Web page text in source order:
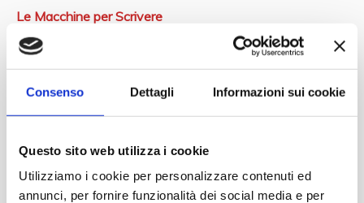
Consenso Dettagli Informazioni sui cookie
Questo sito web utilizza i cookie
Utilizziamo i cookie per personalizzare contenuti ed
annunci, per fornire funzionalità dei social media e per
Le Macchine per Scrivere
Le Maserati del Museo Nicolis
Le Moto Guzzi del Museo Nicolis
Le Rolls Royce del Museo Nicolis
Le Vespa del Museo Nicolis